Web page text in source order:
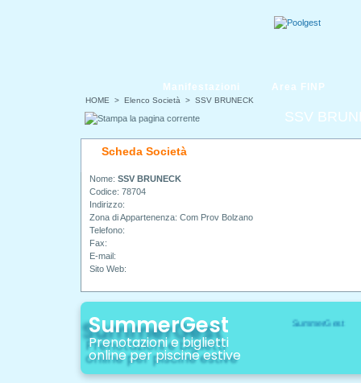
HOME > Elenco Società > SSV BRUNECK
Manifestazioni Area FINP
SSV
Scheda Società
Nome: SSV BRUNECK
Codice: 78704
Indirizzo:
Zona di Appartenenza: Com Prov Bolzano
Telefono:
Fax:
E-mail:
Sito Web:
SummerGest
Prenotazioni e biglietti
online per piscine estive